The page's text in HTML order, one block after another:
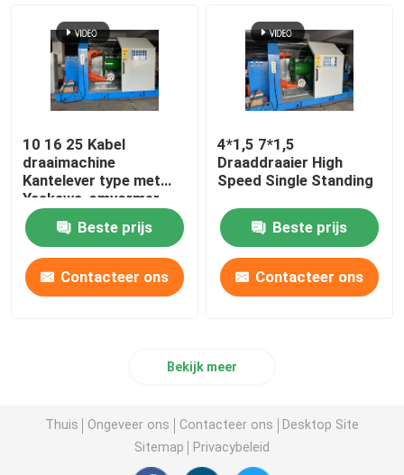
10 16 25 Kabel
draaimachine
Kantelever type met
Yaskawa-omvormer
Beste prijs
Contacteer ons
4*1,5 7*1,5
Draaddraaier High
Speed Single Standing
Beste prijs
Contacteer ons
Bekijk meer
Thuis Ongeveer ons Contacteer ons
Desktop Site
Sitemap
Privacybeleid